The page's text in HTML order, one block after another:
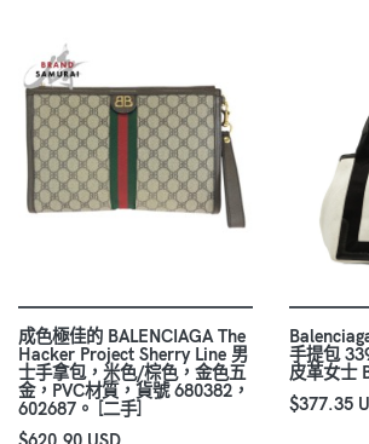
成色極佳的 BALENCIAGA The
Hacker Project Sherry Line 男
士手拿包，米色/棕色，金色五
金，PVC材質，貨號 680382，
602687。 [二手]
手提包
皮革女士
$377.35